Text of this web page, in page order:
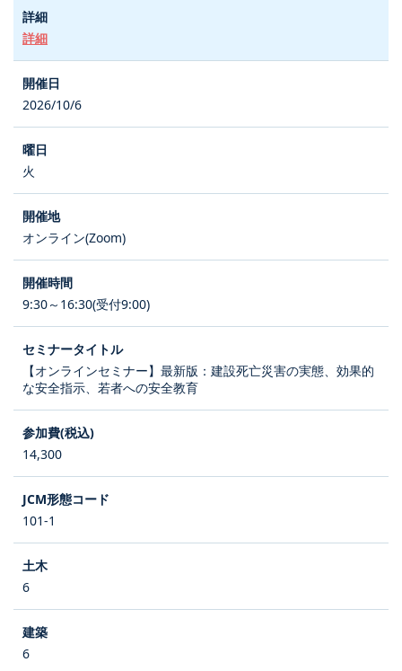
詳細
2026/10/6
火
オンライン(Zoom)
9:30～16:30(受付9:00)
【オンラインセミナー】最新版：建設死亡災害の実態、効果的
な安全指示、若者への安全教育
14,300
101-1
6
6